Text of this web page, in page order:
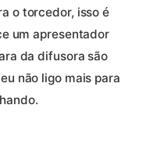
o torcedor, isso é
um apresentador
da difusora são
não ligo mais para